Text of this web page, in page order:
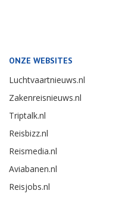
ONZE WEBSITES
Luchtvaartnieuws.nl
Zakenreisnieuws.nl
Triptalk.nl
Reisbizz.nl
Reismedia.nl
Aviabanen.nl
Reisjobs.nl